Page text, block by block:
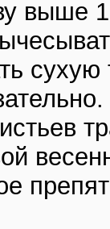
выше
сухую